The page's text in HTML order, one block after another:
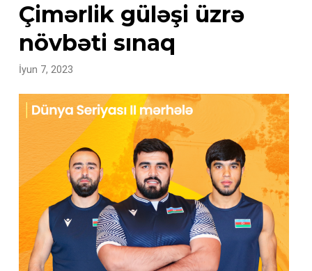
Çimərlik güləşi üzrə
növbəti sınaq
İyun 7, 2023